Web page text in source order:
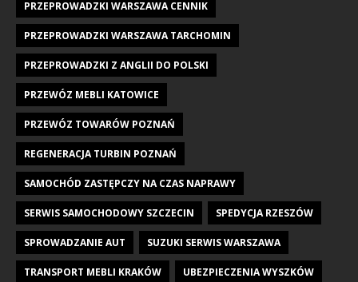
PRZEPROWADZKI WARSZAWA CENNIK
PRZEPROWADZKI WARSZAWA TARCHOMIN
PRZEPROWADZKI Z ANGLII DO POLSKI
PRZEWÓZ MEBLI KATOWICE
PRZEWÓZ TOWARÓW POZNAŃ
REGENERACJA TURBIN POZNAŃ
SAMOCHÓD ZASTĘPCZY NA CZAS NAPRAWY
SERWIS SAMOCHODOWY SZCZECIN SPEDYCJA RZESZÓW
SPROWADZANIE AUT SUZUKI SERWIS WARSZAWA
TRANSPORT MEBLI KRAKÓW UBEZPIECZENIA WYSZKÓW